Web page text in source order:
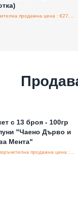
с 13 броя - 100гр
"Чаено Дърво и
Мента"